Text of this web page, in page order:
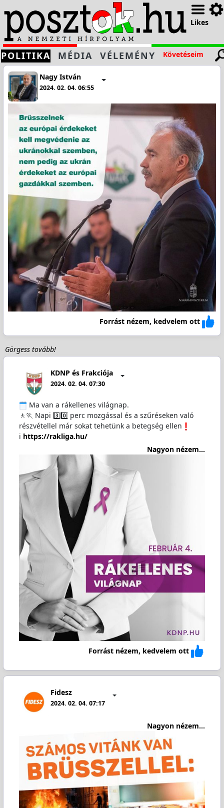
Likes
POLITIKA MÉDIA VÉLEMÉNY Követéseim
Nagy István
2024. 02. 04. 06:55
Forrást nézem, kedvelem ott
Görgess tovább!
KDNP és Frakciója
2024. 02. 04. 07:30
Ma van a rákellenes világnap.
🚶🏃 Napi 3️⃣0️⃣ perc mozgással és a szűréseken való
részvétellel már sokat tehetünk a betegség ellen
ℹ https://rakliga.hu/
Nagyon nézem...
Forrást nézem, kedvelem ott
Fidesz
2024. 02. 04. 07:17
Nagyon nézem...